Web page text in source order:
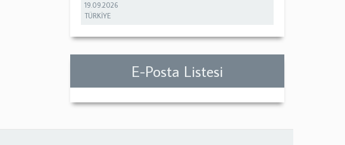
19.09.2026
TÜRKİYE
E-Posta Listesi